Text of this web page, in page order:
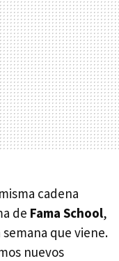
cadena
de Fama School,
que viene.
nuevos